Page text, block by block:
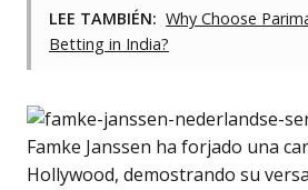
LEE TAMBIÉN: Why Choose
Betting in India?
Famke Janssen ha forjado una
Hollywood, demostrando su